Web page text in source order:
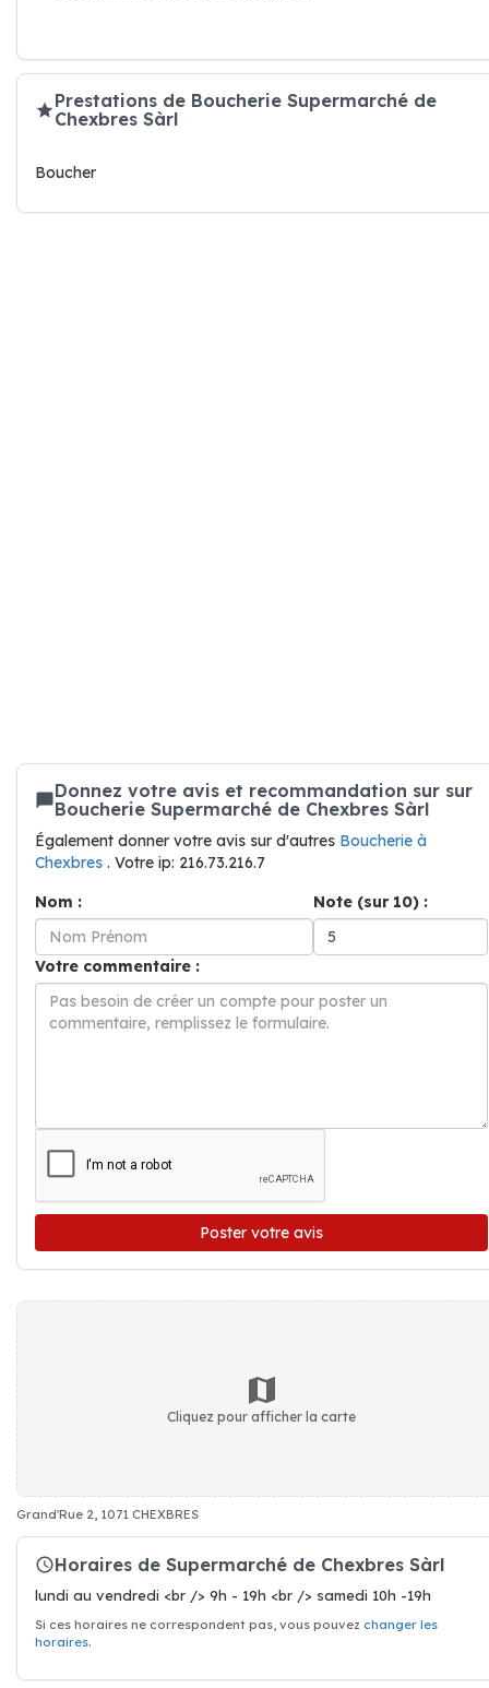
Prestations de Boucherie Supermarché de
Chexbres Sàrl
Boucher
Donnez votre avis et recommandation sur sur
Boucherie Supermarché de Chexbres Sàrl
Également donner votre avis sur d'autres Boucherie à
Chexbres . Votre ip: 216.73.216.7
Nom :
Note (sur 10) :
Votre commentaire :
Poster votre avis
Cliquez pour afficher la carte
Grand'Rue 2, 1071 CHEXBRES
Horaires de Supermarché de Chexbres Sàrl
lundi au vendredi <br /> 9h - 19h <br /> samedi 10h -19h
Si ces horaires ne correspondent pas, vous pouvez changer les
horaires.